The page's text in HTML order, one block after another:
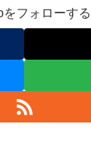
をフォローする